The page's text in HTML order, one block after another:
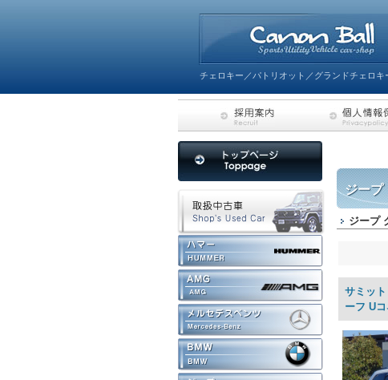
チェロキー／パトリオット／グランドチェロ
ジープ
ジープ
サミッ
ーフ U